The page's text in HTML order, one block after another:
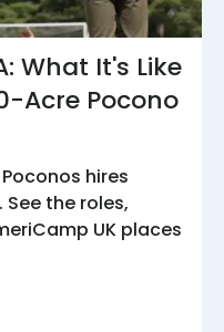
What It's Like
Acre Pocono
hires
the roles,
UK places